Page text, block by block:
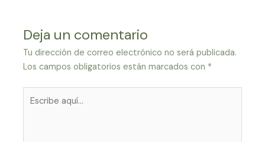
Deja un comentario
Tu dirección de correo electrónico no será publicada.
Los campos obligatorios están marcados con *
aquí...